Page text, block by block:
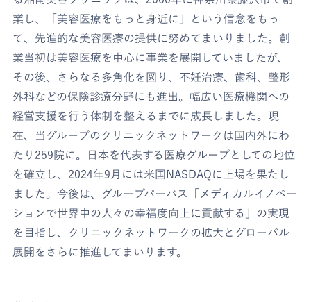
業し、「美容医療をもっと身近に」という信念をもっ
て、先進的な美容医療の提供に努めてまいりました。創
業当初は美容医療を中心に事業を展開していましたが、
その後、さらなる多角化を図り、不妊治療、歯科、整形
外科などの保険診療分野にも進出。幅広い医療機関への
経営支援を行う体制を整えるまでに成長しました。現
在、当グループのクリニックネットワークは国内外にわ
たり259院に。日本を代表する医療グループとしての地位
を確立し、2024年9月には米国NASDAQに上場を果たし
ました。今後は、グループパーパス「メディカルイノベー
ションで世界中の人々の幸福度向上に貢献する」の実現
を目指し、クリニックネットワークの拡大とグローバル
展開をさらに推進してまいります。